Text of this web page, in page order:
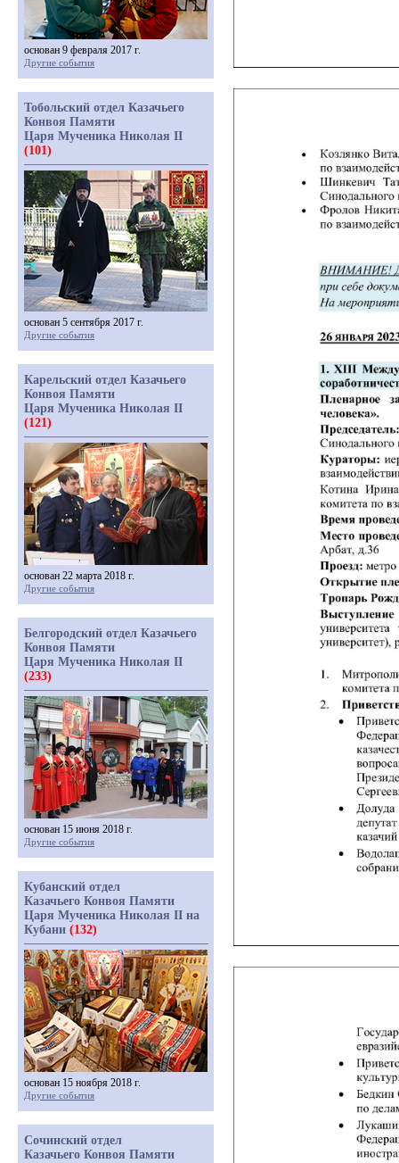
основан 9 февраля 2017 г.
Другие события
Тобольский отдел Казачьего
Конвоя Памяти
Царя Мученика Николая II
(101)
основан 5 сентября 2017 г.
Другие события
Карельский отдел Казачьего
Конвоя Памяти
Царя Мученика Николая II
(121)
основан 22 марта 2018 г.
Другие события
Белгородский отдел Казачьего
Конвоя Памяти
Царя Мученика Николая II
(233)
основан 15 июня 2018 г.
Другие события
Кубанский отдел
Казачьего Конвоя Памяти
Царя Мученика Николая II на
Кубани (132)
основан 15 ноября 2018 г.
Другие события
Сочинский отдел
Казачьего Конвоя Памяти